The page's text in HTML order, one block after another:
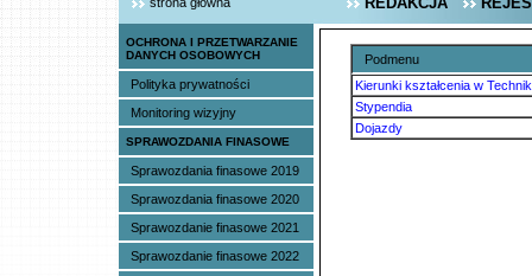
strona główna
OCHRONA I PRZETWARZANIE
DANYCH OSOBOWYCH
Polityka prywatności
Monitoring wizyjny
SPRAWOZDANIA FINASOWE
Sprawozdania finasowe 2019
Sprawozdania finasowe 2020
Sprawozdanie finasowe 2021
Sprawozdanie finasowe 2022
Podmenu
Kierunki kształcenia w
Stypendia
Dojazdy